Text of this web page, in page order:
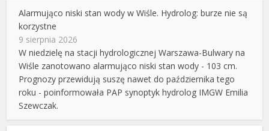
Alarmująco niski stan wody w Wiśle. Hydrolog: burze nie są
korzystne
9 sierpnia 2026
W niedzielę na stacji hydrologicznej Warszawa-Bulwary na
Wiśle zanotowano alarmująco niski stan wody - 103 cm.
Prognozy przewidują suszę nawet do października tego
roku - poinformowała PAP synoptyk hydrolog IMGW Emilia
Szewczak.